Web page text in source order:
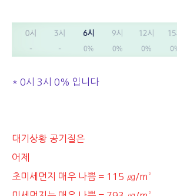
* 0시 3시 0% 입니다
대기상황 공기질은
어제
초미세먼지 매우 나쁨 = 115 ㎍/m³